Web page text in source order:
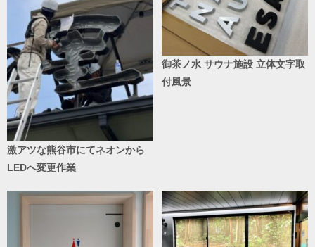
激アツな熊谷市にてネオンから
LEDへ変更作業
御茶ノ水 サウナ施設 立体文字取
付風景